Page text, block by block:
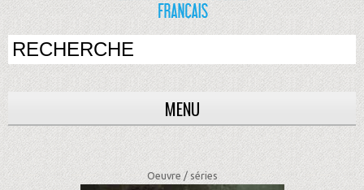
MENU
Oeuvre /séries